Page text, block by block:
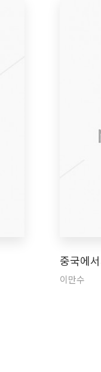
중국에
이만수